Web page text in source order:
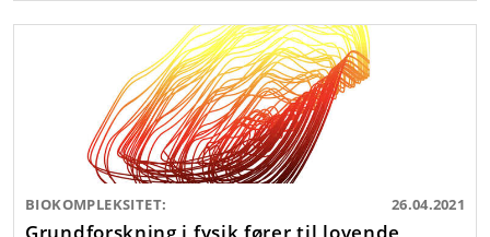
BIOKOMPLEKSITET: 26.04.2021
Grundforskning i fysik fører til lovende